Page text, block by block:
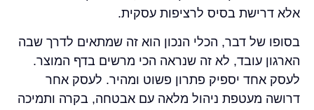
אלא דרישת בסיס לרציפות עסקית.
בסופו של דבר, הכלי הנכון הוא זה שמתאים לדרך שבה
הארגון עובד, לא זה שנראה הכי מרשים בדף המוצר.
לעסק אחד יספיק פתרון פשוט ומהיר. לעסק אחר
דרושה מעטפת ניהול מלאה עם אבטחה, בקרה ותמיכה